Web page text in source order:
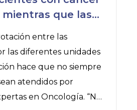
que las
entre las
las diferentes unidades
hace que no siempre
atendidos por
en Oncología. “No